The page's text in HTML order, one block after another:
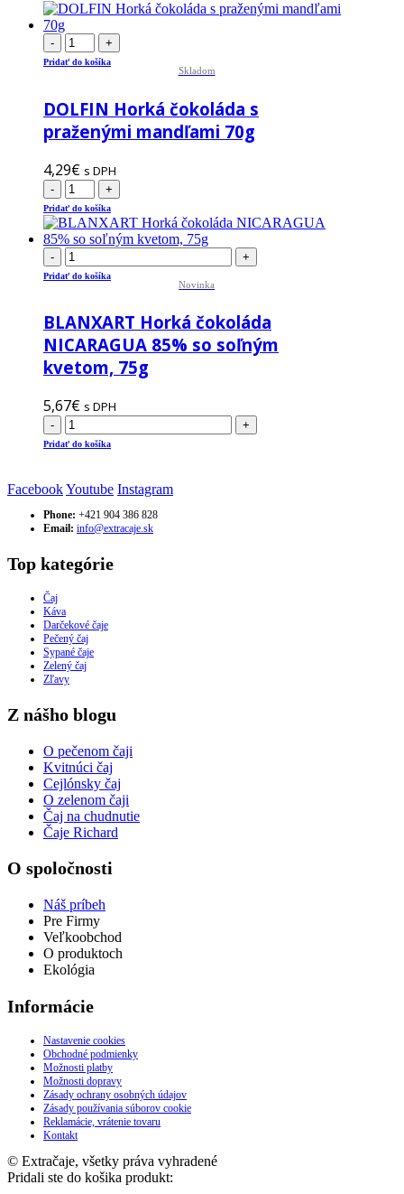
- +
Pridať do košíka
Skladom
DOLFIN Horká čokoláda s
praženými mandľami 70g
4,29€ s DPH
- +
Pridať do košíka
- +
Pridať do košíka
Novinka
BLANXART Horká čokoláda
NICARAGUA 85% so soľným
kvetom, 75g
5,67€ s DPH
- +
Pridať do košíka
FacebookYoutube Instagram
Phone: +421 904 386 828
Email: info@extracaje.sk
Top kategórie
Čaj
Káva
Darčekové čaje
Pečený čaj
Sypané čaje
Zelený čaj
Zľavy
Z nášho blogu
O pečenom čaji
Kvitnúci čaj
Cejlónsky čaj
O zelenom čaji
Čaj na chudnutie
Čaje Richard
O spoločnosti
Náš príbeh
Pre Firmy
Veľkoobchod
O produktoch
Ekológia
Informácie
Nastavenie cookies
Obchodné podmienky
Možnosti platby
Možnosti dopravy
Zásady ochrany osobných údajov
Zásady používania súborov cookie
Reklamácie, vrátenie tovaru
Kontakt
© Extračaje, všetky práva vyhradené
Pridali ste do košika produkt: